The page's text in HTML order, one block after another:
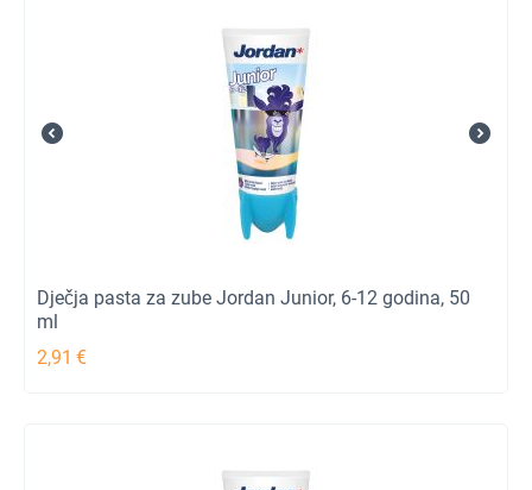
Dječja pasta za zube Jordan Junior, 6-12 godina, 50
ml
2,91 €